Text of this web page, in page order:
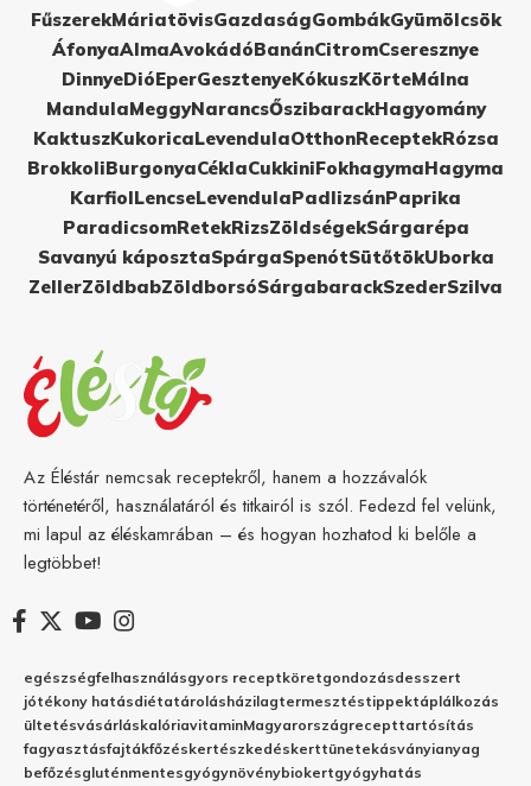
FűszerekMáriatövisGazdaságGombákGyümölcsök
ÁfonyaAlmaAvokádóBanánCitromCseresznye
DinnyeDióEperGesztenyeKókuszKörteMálna
MandulaMeggyNarancsŐszibarackHagyomány
KaktuszKukoricaLevendulaOtthonReceptekRózsa
BrokkoliBurgonyaCéklaCukkiniFokhagymaHagyma
KarfiolLencseLevendulaPadlizsánPaprika
ParadicsomRetekRizsZöldségekSárgarépa
Savanyú káposztaSpárgaSpenótSütőtökUborka
ZellerZöldbabZöldborsóSárgabarackSzederSzilva
Az Éléstár nemcsak receptekről, hanem a hozzávalók
történetéről, használatáról és titkairól is szól. Fedezd fel velünk,
mi lapul az éléskamrában – és hogyan hozhatod ki belőle a
legtöbbet!
egészségfelhasználásgyors receptköretgondozásdesszert
jótékony hatásdiétatárolásházilagtermesztéstippektáplálkozás
ültetésvásárláskalóriavitaminMagyarországrecepttartósítás
fagyasztásfajtákfőzéskertészkedéskerttünetekásványianyag
befőzésgluténmentesgyógynövénybiokertgyógyhatás